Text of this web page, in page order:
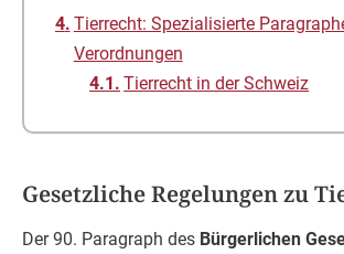
Tierrecht: Spezialisierte
Verordnungen
Tierrecht in der Schweiz
Gesetzliche Regelungen zu
Der 90. Paragraph des Bürgerlichen